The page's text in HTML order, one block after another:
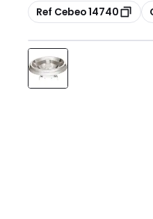
Kopiëren
Ref Cebeo 14740